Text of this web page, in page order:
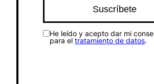
He leído y acepto dar mi
para el tratamiento de datos.